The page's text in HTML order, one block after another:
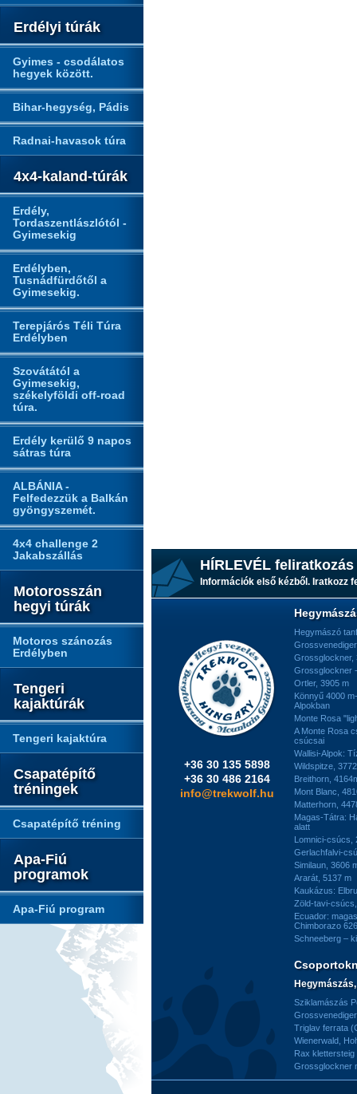
Erdélyi túrák
Gyimes - csodálatos
hegyek között.
Bihar-hegység, Pádis
Radnai-havasok túra
4x4-kaland-túrák
Erdély,
Tordaszentlászlótól -
Gyimesekig
Erdélyben,
Tusnádfürdőtől a
Gyimesekig.
Terepjárós Téli Túra
Erdélyben
Szovátától a
Gyimesekig,
székelyföldi off-road
túra.
Erdély kerülő 9 napos
sátras túra
ALBÁNIA -
Felfedezzük a Balkán
gyöngyszemét.
4x4 challenge 2
Jakabszállás
Motorosszán
hegyi túrák
Motoros szánozás
Erdélyben
Tengeri
kajaktúrák
Tengeri kajaktúra
Csapatépítő
tréningek
Csapatépítő tréning
Apa-Fiú
programok
Apa-Fiú program
HÍRLEVÉL feliratkozás
Információk első kézből. Iratkozz
+36 30 135 5898
+36 30 486 2164
info@trekwolf.hu
Hegymászó
Grossglockner,
Grossglockner
Ortler, 3905 m
Könnyű 4000
Alpokban
Monte Rosa
A Monte Rosa
csúcsai
Wallisi-Alpok:
Wildspitze,
Breithorn,
Mont Blanc,
Matterhorn,
Magas-Tátra:
alatt
Lomnici-csúcs,
Gerlachfalvi-
Similaun, 3606
Ararát, 5137 m
Kaukázus:
Zöld-tavi-
Ecuador:
Chimborazo
Schneeberg –
Sziklamászás
Triglav ferrata
Wienerwald,
Rax
Grossglockner